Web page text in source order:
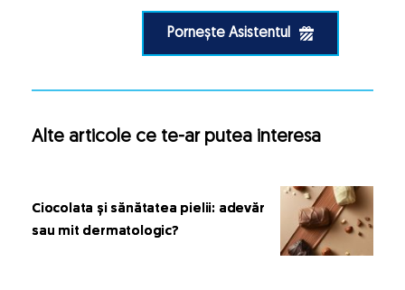
Pornește Asistentul
Alte articole ce te-ar putea interesa
Ciocolata și sănătatea pielii: adevăr
sau mit dermatologic?